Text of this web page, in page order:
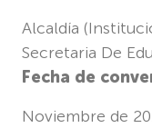
Alcaldía
Secretaria De
Fecha de
Noviembre de